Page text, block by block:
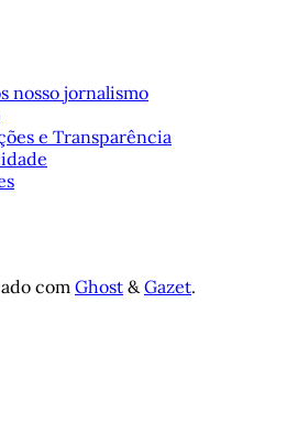
nosso jornalismo
e Transparência
com Ghost & Gazet.